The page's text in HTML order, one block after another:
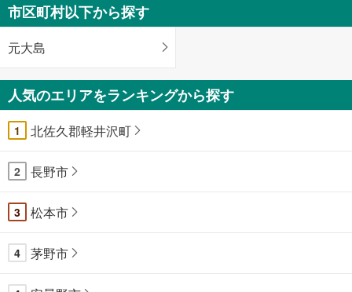
市区町村以下から探す
元大島
人気のエリアをランキングから探す
1 北佐久郡軽井沢町
2 長野市
3 松本市
4 茅野市